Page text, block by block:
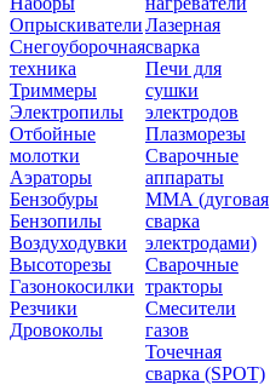
Опрыскиватели
Снегоуборочная
техника
Триммеры
Электропилы
Отбойные
молотки
Аэраторы
Бензобуры
Бензопилы
Воздуходувки
Высоторезы
Газонокосилки
Резчики
Дровоколы
Лазерная
сварка
Печи для
сушки
электродов
Плазморезы
Сварочные
аппараты
ММА (дуговая
сварка
электродами)
Сварочные
тракторы
Смесители
газов
Точечная
сварка (SPOT)